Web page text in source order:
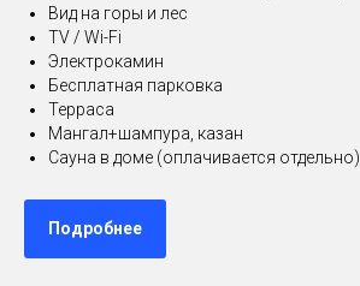
Вид на горы и лес
TV / Wi-Fi
Электрокамин
Бесплатная парковка
Терраса
Мангал+шампура, казан
Сауна в доме (оплачивается отдельно)
Подробнее